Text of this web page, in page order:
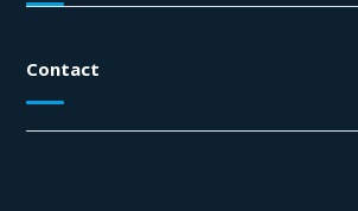
Contact